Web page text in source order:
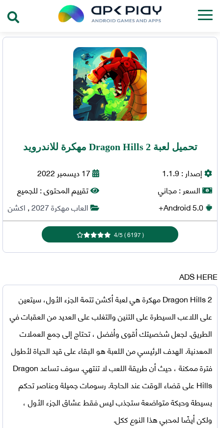
تحميل لعبة Dragon Hills 2 مهكرة للاندرويد
إصدار :1.1.9
السعر :مجاني
Android5.0+
17 ديسمبر 2022
تقييم المحتوى :للجميع
العاب مهكرة 2027
,اكشن
(
6197
)
4/5
ADS HERE
Dragon Hills 2 مهكرة
هي لعبة أكشن تتمة الجزء الأول، سيتعين
على اللاعب السيطرة على التنين والتغلب على العديد من العقبات في
الطريق. لجعل شخصيتك أقوى وأفضل ، تحتاج إلى جمع العملات
المعدنية. الهدف الرئيسي من اللعبة هو البقاء على قيد الحياة لأطول
فترة ممكنة ، حيث أن طريقة اللعب لا تنتهي. سوف تساعد Dragon
Hills على قضاء الوقت عند الحاجة. رسومات جميلة وعناصر تحكم
بسيطة وحبكة متواضعة ستجذب ليس فقط عشاق الجزء الأول ،
ولكن أيضًا لمحبي هذا النوع ككل.